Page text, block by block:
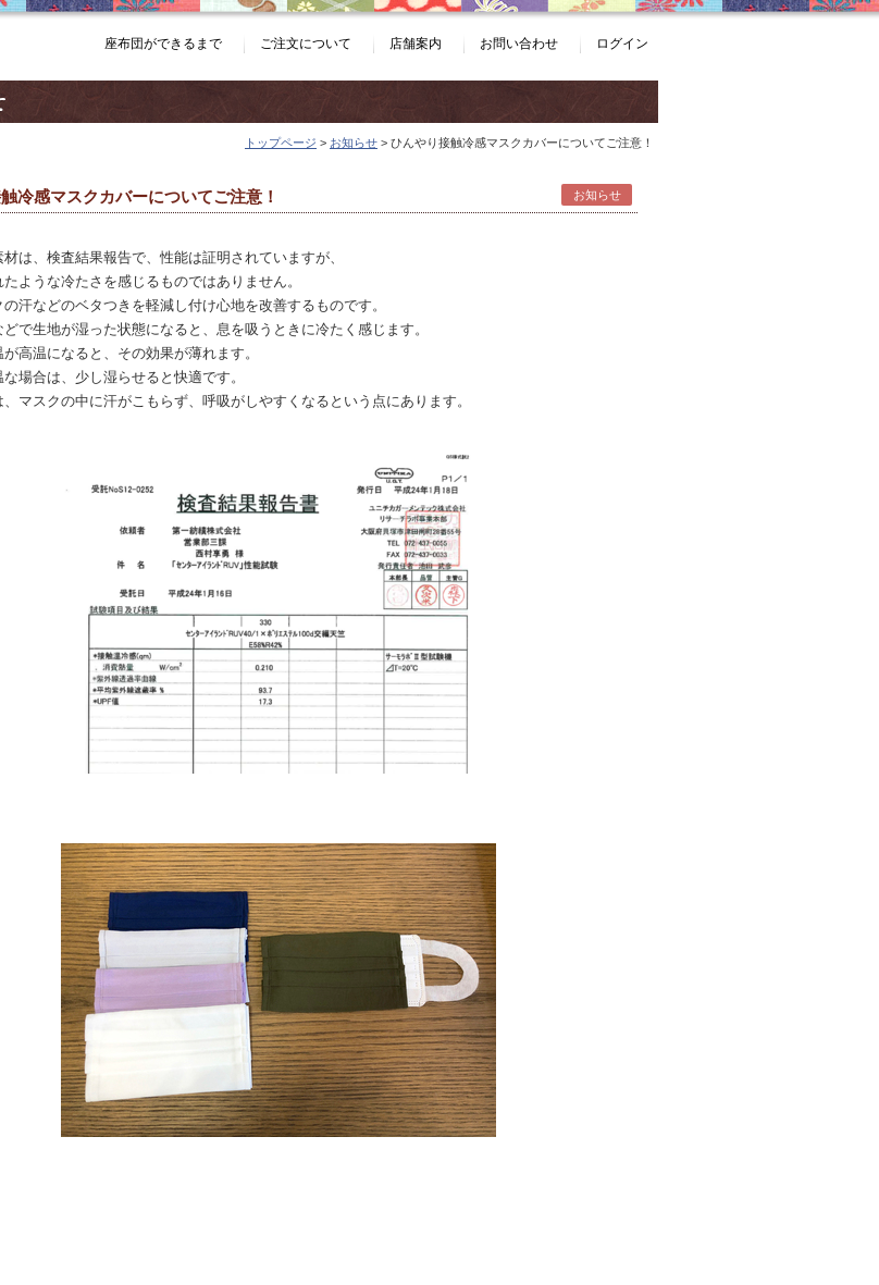
ログイン
お問い合わせ
店舗案内
ご注文について
座布団ができるまで
トップページ > お知らせ > ひんやり接触冷感マスクカバーについてご注意！
冷感マスクカバーについてご注意！ お知らせ
は、検査結果報告で、性能は証明されていますが、
ような冷たさを感じるものではありません。
汗などのベタつきを軽減し付け心地を改善するものです。
どで生地が湿った状態になると、息を吸うときに冷たく感じます。
高温になると、その効果が薄れます。
場合は、少し湿らせると快適です。
マスクの中に汗がこもらず、呼吸がしやすくなるという点にあります。